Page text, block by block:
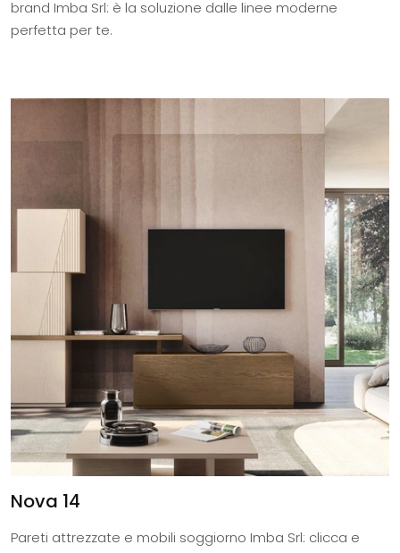
brand Imba Srl: è la soluzione dalle linee moderne
perfetta per te.
Nova 14
Pareti attrezzate e mobili soggiorno Imba Srl: clicca e